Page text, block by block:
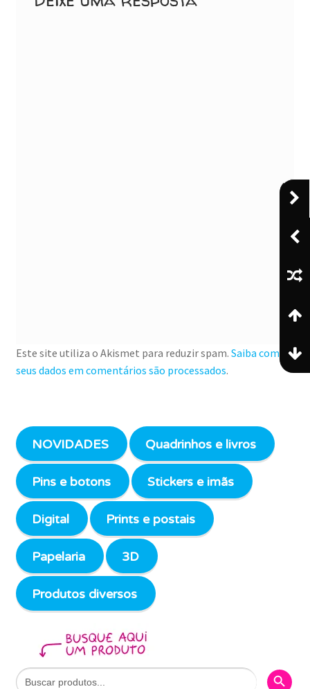
Este site utiliza o Akismet para reduzir spam. Saiba como
seus dados em comentários são processados.
NOVIDADES Quadrinhos e livros
Pins e botons Stickers e imãs
Digital Prints e postais
Papelaria 3D
Produtos diversos
Search
for:
Search